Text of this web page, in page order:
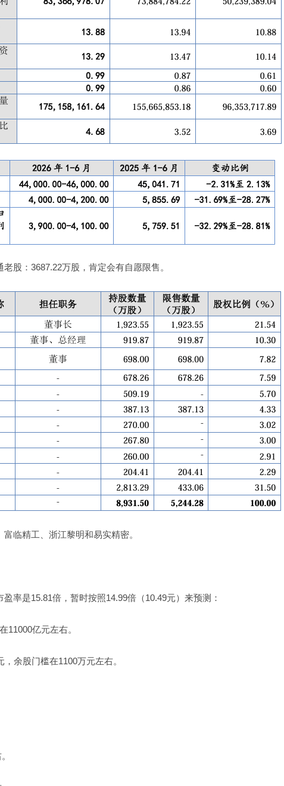
股：3687.22万股，肯定会有自愿限售。
临精工、浙江黎明和易实精密。
率是15.81倍，暂时按照14.99倍（10.49元）来预测：
11000亿元左右。
余股门槛在1100万元左右。